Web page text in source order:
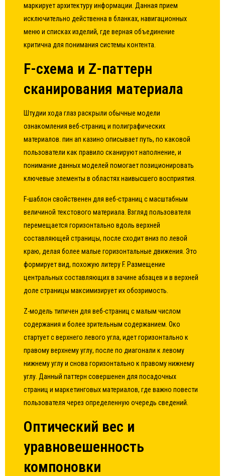
маркирует архитектуру информации. Данная прием
исключительно действенна в бланках, навигационных
меню и списках изделий, где верная объединение
критична для понимания системы контента.
F-схема и Z-паттерн
сканирования материала
Штудии хода глаз раскрыли обычные модели
ознакомления веб-страниц и полиграфических
материалов. пин ап казино описывает путь, по каковой
пользователи как правило сканируют наполнение, и
понимание данных моделей помогает позиционировать
ключевые элементы в областях наивысшего восприятия.
F-шаблон свойственен для веб-страниц с масштабным
величиной текстового материала. Взгляд пользователя
перемещается горизонтально вдоль верхней
составляющей страницы, после сходит вниз по левой
краю, делая более малые горизонтальные движения. Это
формирует вид, похожую литеру F. Размещение
центральных составляющих в зачине абзацев и в верхней
доле страницы максимизирует их обозримость.
Z-модель типичен для веб-страниц с малым числом
содержания и более зрительным содержанием. Око
стартует с верхнего левого угла, идет горизонтально к
правому верхнему углу, после по диагонали к левому
нижнему углу и снова горизонтально к правому нижнему
углу. Данный паттерн совершенен для посадочных
страниц и маркетинговых материалов, где важно повести
пользователя через определенную очередь сведений.
Оптический вес и
уравновешенность
компоновки